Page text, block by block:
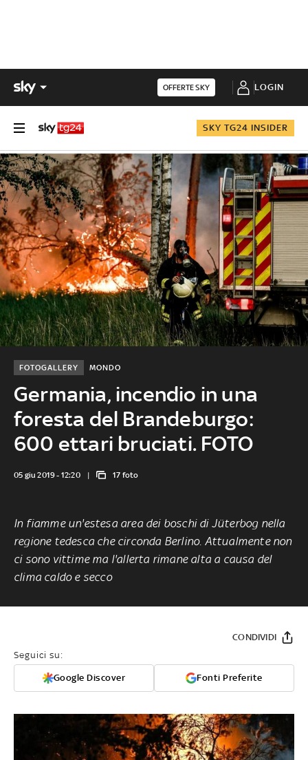
OFFERTE SKY LOGIN
SKY TG24 INSIDER
Germania, incendio in una
foresta del Brandeburgo:
600 ettari bruciati. FOTO
MONDO
FOTOGALLERY
05 giu 2019 - 12:20 17 foto
In fiamme un'estesa area dei boschi di Jüterbog nella
regione tedesca che circonda Berlino. Attualmente non
ci sono vittime ma l'allerta rimane alta a causa del
clima caldo e secco
Seguici su:
Google Discover Fonti Preferite
CONDIVIDI